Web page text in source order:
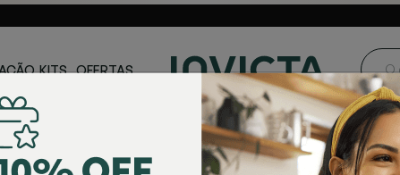
e Centro-
Loja oficialInvicta® no Brasil
KITS OFERTAS